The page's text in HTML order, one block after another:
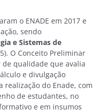
o ENADE em 2017 e
sendo
e Sistemas de
O Conceito Preliminar
de qualidade que avalia
e divulgação
realização do Enade, com
de estudantes, no
e em insumos